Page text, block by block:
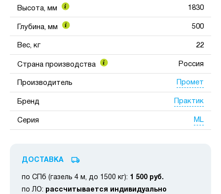
Высота, мм 1830
Глубина, мм 500
Вес, кг 22
Страна производства Россия
Производитель Промет
Бренд Практик
Серия ML
ДОСТАВКА
по СПб (газель 4 м, до 1500 кг): 1 500 руб.
по ЛО: рассчитывается индивидуально